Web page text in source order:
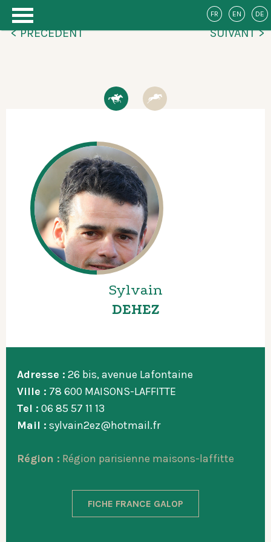
FR EN DE
< PRÉCÉDENT SUIVANT >
Sylvain
DEHEZ
Adresse : 26 bis, avenue Lafontaine
Ville : 78 600 MAISONS-LAFFITTE
Tel : 06 85 57 11 13
Mail : sylvain2ez@hotmail.fr
Région : Région parisienne maisons-laffitte
FICHE FRANCE GALOP